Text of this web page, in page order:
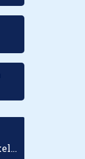
HEMA Teamleider winkel Tilburg Centrum